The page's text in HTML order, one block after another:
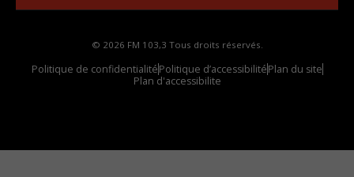
© 2026 FM 103,3 Tous droits réservés.
Politique de confidentialitéPolitique d’accessibilitéPlan du site
Plan d'accessibilite